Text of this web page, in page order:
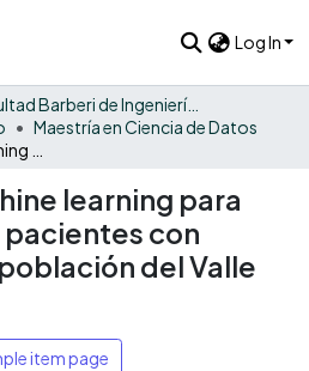
Log In
Facultad Barberi de Ingeniería, Diseño y Ciencias Aplicadas
Maestría en Ciencia de Datos
learning para
con
del Valle
item page